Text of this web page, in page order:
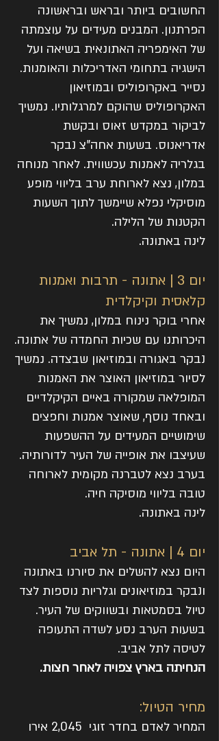
החשובים ביותר ובראש ובראשונה
הפרתנון. המבנים מעידים על עוצמתה
של האימפריה האתונאית בשיאה ועל
הישגיה בתחומי האדריכלות והאומנות.
נסייר באקרופוליס ובמוזיאון
האקרופוליס שהוקם למרגלותיו. נמשיך
לביקור במקדש זאוס ובקשת
אדריאנוס. בשעות אחה"צ נבקר
בגלריה לאמנות עכשווית. לאחר מנוחה
במלון, נצא לארוחת ערב בליווי מופע
מוסיקלי נפלא שיימשך לתוך השעות
הקטנות של הלילה.
לינה באתונה.
יום 3 | אתונה - תרבות ואמנות
קלאסית וקיקלדית
אחרי בוקר נינוח במלון, נמשיך את
היכרותנו עם שכיות החמדה של אתונה.
נבקר באגורה ובמוזיאון שבצדה. נמשיך
לסיור במוזיאון האוצר את האמנות
המופלאה שמקורה באיים הקיקלדיים
ובאחד נוסף, שאוצר אמנות וחפצים
שימושיים המעידים על ההשפעות
שעיצבו את אופייה של העיר לדורותיה.
בערב נצא לטברנה מקומית לארוחה
טובה בליווי מוסיקה חיה.
לינה באתונה.
יום 4 | אתונה - תל אביב
היום נצא להשלים את סיורנו באתונה
ונבקר במוזיאונים וגלריות נוספות לצד
טיול בסמטאות ובשווקים של העיר.
בשעות הערב נסע לשדה התעופה
לטיסה לתל אביב.
הנחיתה בארץ צפויה לאחר חצות.
מחיר הטיול:
המחיר לאדם בחדר זוגי 2,045 אירו